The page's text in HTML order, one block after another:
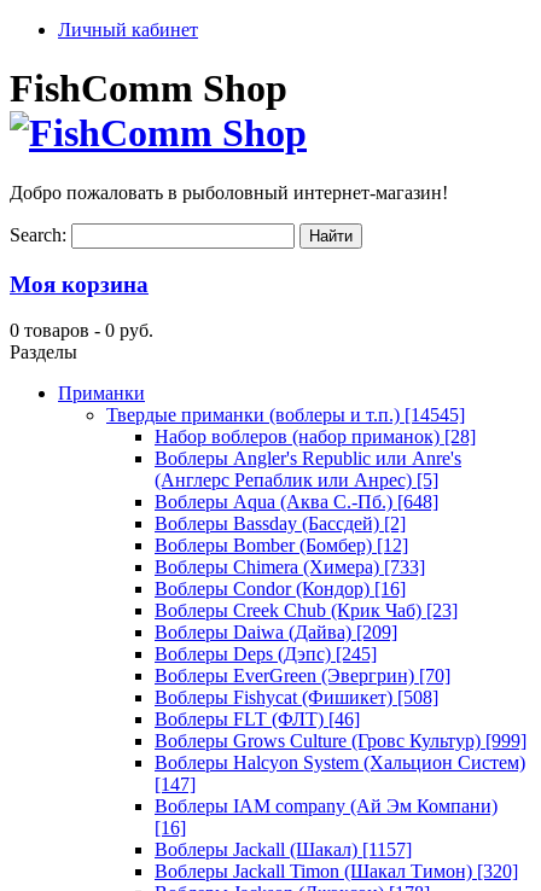
Личный кабинет
FishComm Shop
Добро пожаловать в рыболовный интернет-магазин!
Search:
Моя корзина
0 товаров - 0 руб.
Разделы
Приманки
Твердые приманки (воблеры и т.п.) [14545]
Набор воблеров (набор приманок) [28]
Воблеры Angler's Republic или Anre's
(Англерс Репаблик или Анрес) [5]
Воблеры Aqua (Аква С.-Пб.) [648]
Воблеры Bassday (Бассдей) [2]
Воблеры Bomber (Бомбер) [12]
Воблеры Chimera (Химера) [733]
Воблеры Condor (Кондор) [16]
Воблеры Creek Chub (Крик Чаб) [23]
Воблеры Daiwa (Дайва) [209]
Воблеры Deps (Дэпс) [245]
Воблеры EverGreen (Эвергрин) [70]
Воблеры Fishycat (Фишикет) [508]
Воблеры FLT (ФЛТ) [46]
Воблеры Grows Culture (Гровс Культур) [999]
Воблеры Halcyon System (Хальцион Систем)
[147]
Воблеры IAM company (Ай Эм Компани)
[16]
Воблеры Jackall (Шакал) [1157]
Воблеры Jackall Timon (Шакал Тимон) [320]